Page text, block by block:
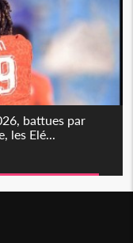
battues par
les Elé...